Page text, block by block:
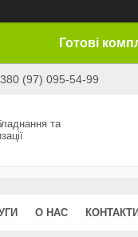
Готові
(97) 095-54-99
та
О НАС КОНТАКТИ